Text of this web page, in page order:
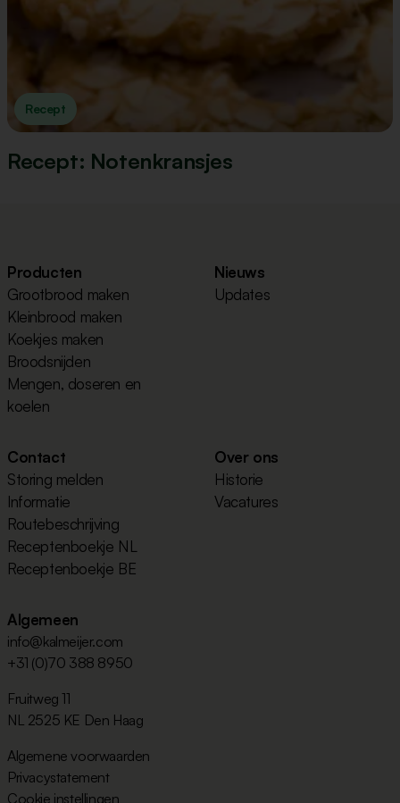
Recept
Recept: Notenkransjes
Producten
Grootbrood maken
Kleinbrood maken
Koekjes maken
Broodsnijden
Mengen, doseren en
koelen
Nieuws
Updates
Contact
Storing melden
Informatie
Routebeschrijving
Receptenboekje NL
Receptenboekje BE
Over ons
Historie
Vacatures
Algemeen
info@kalmeijer.com
+31 (0)70 388 8950
Fruitweg 11
NL 2525 KE Den Haag
Algemene voorwaarden
Privacystatement
Cookie instellingen